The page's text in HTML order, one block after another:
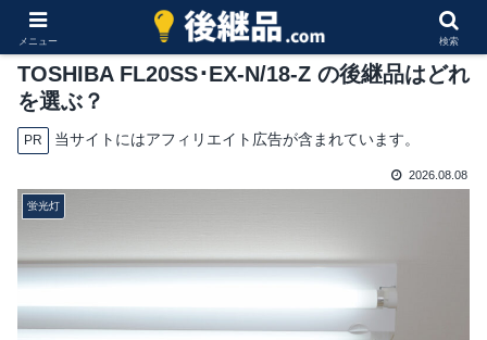
TOSHIBA FL20SS･EX-N/18-Z の後継品はどれ
を選ぶ？
PR 当サイトにはアフィリエイト広告が含まれています。
2026.08.08
蛍光灯
メニュー 検索